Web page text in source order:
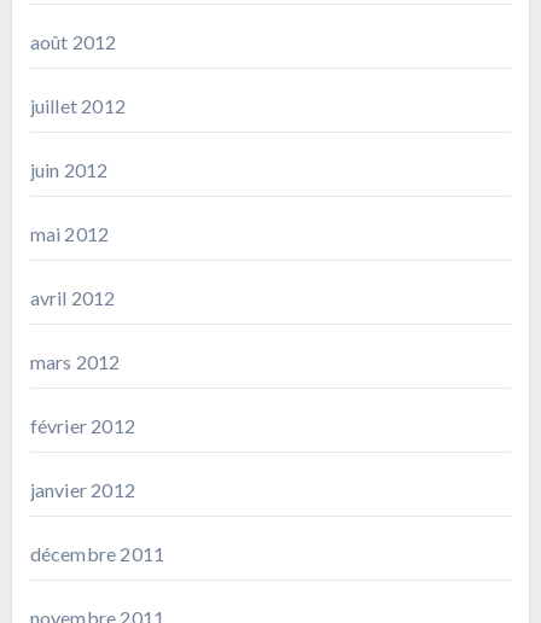
août 2012
juillet 2012
juin 2012
mai 2012
avril 2012
mars 2012
février 2012
janvier 2012
décembre 2011
novembre 2011